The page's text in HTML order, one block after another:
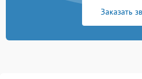
Заказать